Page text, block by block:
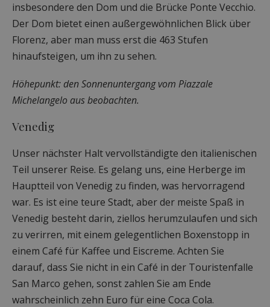
insbesondere den Dom und die Brücke Ponte Vecchio.
Der Dom bietet einen außergewöhnlichen Blick über
Florenz, aber man muss erst die 463 Stufen
hinaufsteigen, um ihn zu sehen.
Höhepunkt: den Sonnenuntergang vom Piazzale
Michelangelo aus beobachten.
Venedig
Unser nächster Halt vervollständigte den italienischen
Teil unserer Reise. Es gelang uns, eine Herberge im
Hauptteil von Venedig zu finden, was hervorragend
war. Es ist eine teure Stadt, aber der meiste Spaß in
Venedig besteht darin, ziellos herumzulaufen und sich
zu verirren, mit einem gelegentlichen Boxenstopp in
einem Café für Kaffee und Eiscreme. Achten Sie
darauf, dass Sie nicht in ein Café in der Touristenfalle
San Marco gehen, sonst zahlen Sie am Ende
wahrscheinlich zehn Euro für eine Coca Cola.